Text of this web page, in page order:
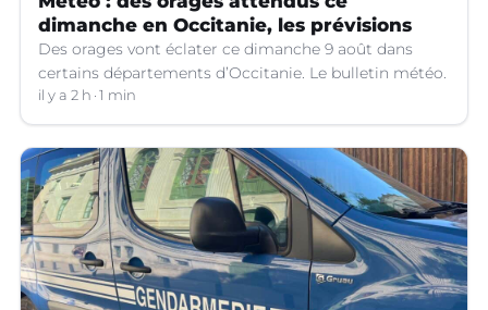
dimanche en Occitanie, les prévisions
Des orages vont éclater ce dimanche 9 août dans
certains départements d’Occitanie. Le bulletin météo.
il y a 2 h 1 min